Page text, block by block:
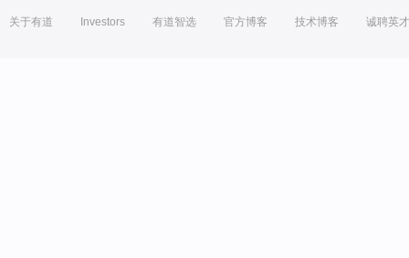
关于有道 Investors 有道智选 官方博客 技术博客 诚聘英才